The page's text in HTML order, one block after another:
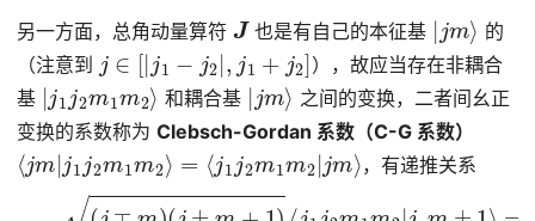
另一方面，总角动量算符 J也是有自己的本征基 | m ⟩ 的
（注意到 ∈ [|j 1− 2 |,j1 j 2]
），故应当存在非耦合
基 |j1j2 m1 2⟩ 和耦合基 | m ⟩ 之间的变换，二者间幺正
变换的系数称为 Clebsch-Gordan 系数（C-G 系数）
⟨jm|j 1 j2m1m ⟩ 1j 2 m m⟩ ，有递推关系